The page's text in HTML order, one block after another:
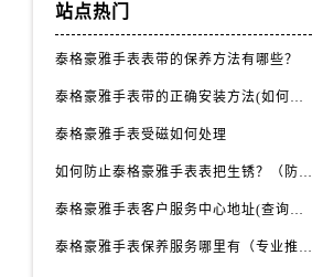
站点热门
泰格豪雅手表表带的保养方法有哪些？
泰格豪雅手表带的正确安装方法(如何避免手表带掉落)
泰格豪雅手表受磁如何处理
如何防止泰格豪雅手表表把生锈？（防锈秘籍大公开）
泰格豪雅手表客户服务中心地址(查询指南)
泰格豪雅手表保养服务哪里有（专业推荐）